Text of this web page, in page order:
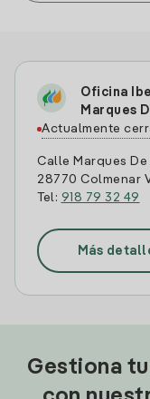
Oficina
Marques
Actualmente
Calle Marques
28770 Colmenar
Tel: 918 79 32 49
Más
Gestiona